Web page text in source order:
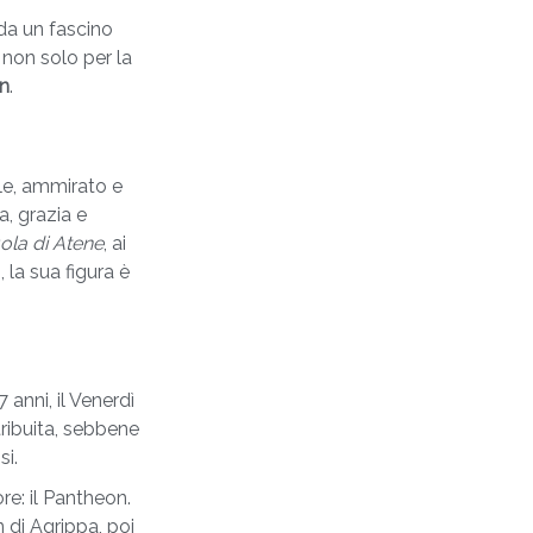
un fascino
solo per la
.
ammirato e
grazia e
di Atene, ai
la sua figura è
anni, il Venerdì
sebbene
il Pantheon.
di Agrippa, poi